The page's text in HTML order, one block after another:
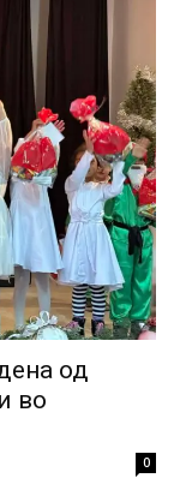
од
во
0